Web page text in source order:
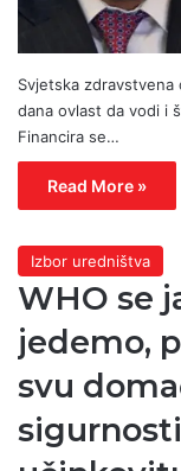
Svjetska
dana ovlast da vodi i
Financira se…
Read More »
Izbor uredništva
WHO se
jedemo,
svu